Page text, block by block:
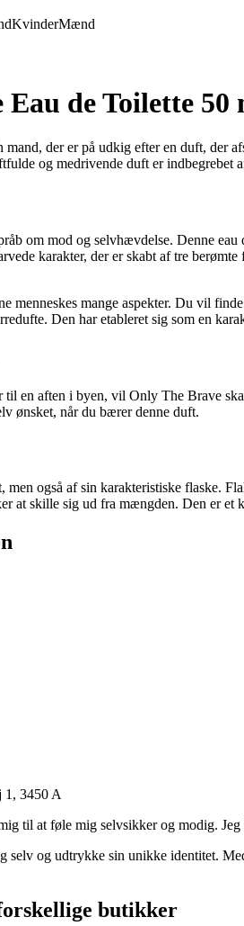
KvinderMænd
de Toilette 50
mand, der er på udkig efter en duft,
og medrivende duft er indbegrebet
om mod og selvhævdelse. Denne
karakter, der er skabt af tre
menneskes mange aspekter. Du vil
Den har etableret sig som en
til en aften i byen, vil Only The Brave
ønsket, når du bærer denne duft.
også af sin karakteristiske flaske.
at skille sig ud fra mængden. Den er et
1, 3450 A
til at føle mig selvsikker og modig.
selv og udtrykke sin unikke identitet.
butikker